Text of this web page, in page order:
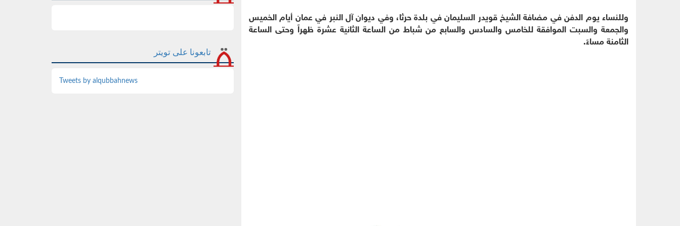
وللنساء يوم الدفن في مضافة الشيخ قويدر السليمان في بلدة حرثا، وفي ديوان آل النبر في عمان أيام الخميس
والجمعة والسبت الموافقة للخامس والسادس والسابع من شباط من الساعة الثانية عشرة ظهراً وحتى الساعة
الثامنة مساءً.
تابعونا على تويتر
Tweets by alqubbahnews